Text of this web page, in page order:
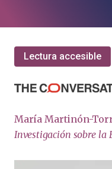
Lectura accesible
María Martinón-
Investigación sobre la